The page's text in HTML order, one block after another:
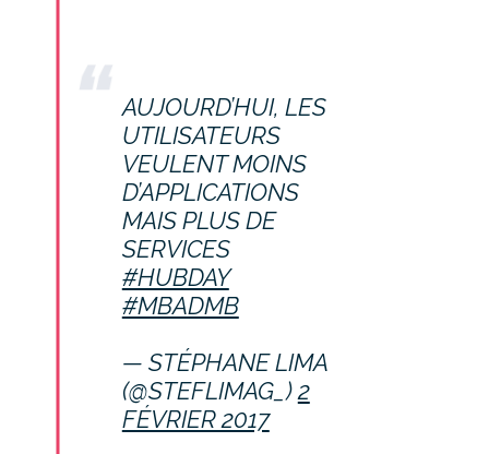
AUJOURD’HUI, LES
UTILISATEURS
VEULENT MOINS
D’APPLICATIONS
MAIS PLUS DE
SERVICES
#HUBDAY
#MBADMB
— STÉPHANE LIMA
(@STEFLIMAG_)2
FÉVRIER 2017